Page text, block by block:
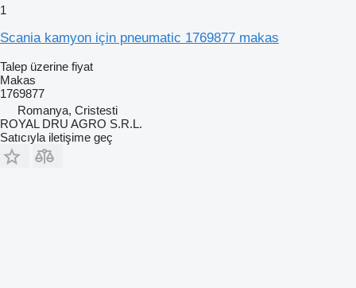
1
Scania kamyon için pneumatic 1769877 makas
Talep üzerine fiyat
Makas
1769877
Romanya, Cristesti
ROYAL DRU AGRO S.R.L.
Satıcıyla iletişime geç